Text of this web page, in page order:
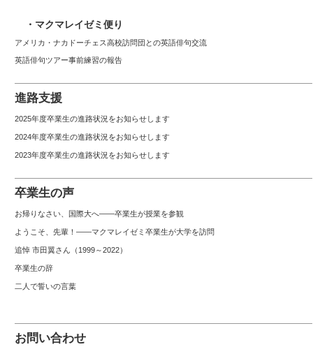
・マクマレイゼミ便り
アメリカ・ナカドーチェス高校訪問団との英語俳句交流
英語俳句ツアー事前練習の報告
進路支援
2025年度卒業生の進路状況をお知らせします
2024年度卒業生の進路状況をお知らせします
2023年度卒業生の進路状況をお知らせします
卒業生の声
お帰りなさい、国際大へ――卒業生が授業を参観
ようこそ、先輩！――マクマレイゼミ卒業生が大学を訪問
追悼 市田翼さん（1999～2022）
卒業生の辞
二人で誓いの言葉
お問い合わせ